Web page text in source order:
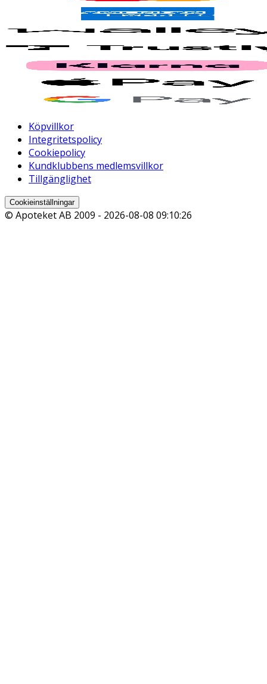
Köpvillkor
Integritetspolicy
Cookiepolicy
Kundklubbens medlemsvillkor
Tillgänglighet
Cookieinställningar
© Apoteket AB 2009 - 2026-08-08 09:10:26